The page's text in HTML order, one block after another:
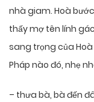
nhà giam. Hoà
thấy mợ tên lính
sang trọng của
Pháp nào đó, nhẹ
– thưa bà, bà đến